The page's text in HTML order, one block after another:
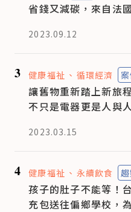
省錢又減碳，來自法
2023.09.12
3 健康福祉 循環經濟
讓舊物重新踏上新旅
不只是電器更是人與
2023.03.15
4 健康福祉 永續飲食
孩子的肚子不能等！
充包送往偏鄉學校，